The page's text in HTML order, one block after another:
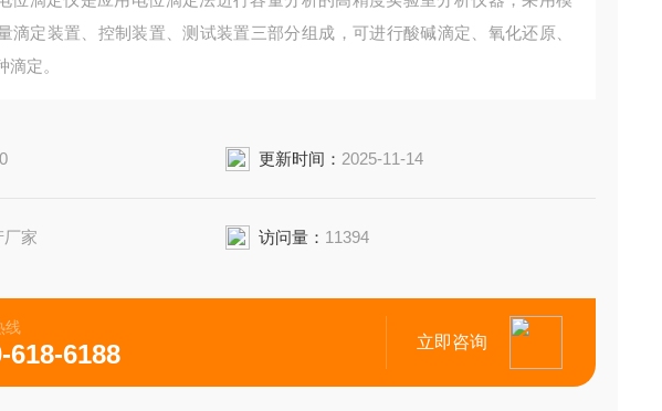
滴定装置、控制装置、测试装置三部分组成，可进行酸碱滴定、氧化还原、
定。
更新时间： 2025-11-14
厂家 访问量： 11394
线
618-6188 立即咨询